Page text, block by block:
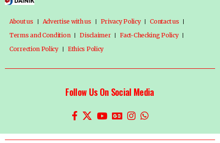
About us Advertise with us Privacy Policy
Contact us
Terms and Condition
Disclaimer
Fact-Checking Policy
Correction Policy
Ethics Policy
Follow Us On Social Media